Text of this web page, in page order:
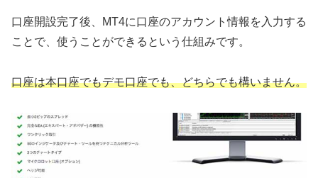
口座開設完了後、MT4に口座のアカウント情報を入力する
ことで、使うことができるという仕組みです。
口座は本口座でもデモ口座でも、どちらでも構いません。